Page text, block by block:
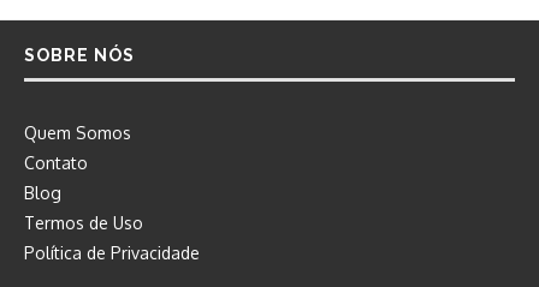
SOBRE NÓS
Quem Somos
Contato
Blog
Termos de Uso
Política de Privacidade